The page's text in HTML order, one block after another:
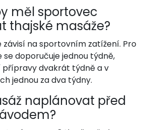
měl sportovec
thajské masáže?
na sportovním zatížení. Pro
doporučuje jednou týdně,
přípravy dvakrát týdně a v
jednou za dva týdny.
naplánovat před